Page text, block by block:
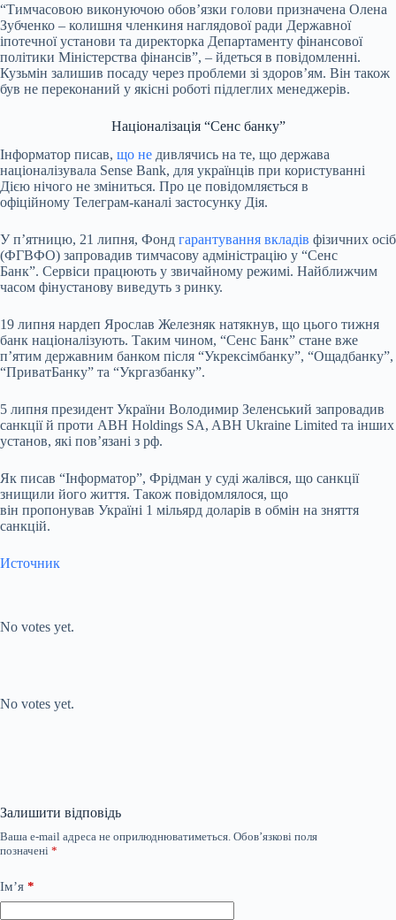
“Тимчасовою виконуючою обов’язки голови призначена Олена
Зубченко – колишня членкиня наглядової ради Державної
іпотечної установи та директорка Департаменту фінансової
політики Міністерства фінансів”, – йдеться в повідомленні.
Кузьмін залишив посаду через проблеми зі здоров’ям. Він також
був не переконаний у якісні роботі підлеглих менеджерів.
Націоналізація “Сенс банку”
Інформатор писав, що не дивлячись на те, що держава
націоналізувала Sense Bank, для українців при користуванні
Дією нічого не зміниться. Про це повідомляється в
офіційному Телеграм-каналі застосунку Дія.
У п’ятницю, 21 липня, Фонд гарантування вкладів фізичних осіб
(ФГВФО) запровадив тимчасову адміністрацію у “Сенс
Банк”. Сервіси працюють у звичайному режимі. Найближчим
часом фінустанову виведуть з ринку.
19 липня нардеп Ярослав Железняк натякнув, що цього тижня
банк націоналізують. Таким чином, “Сенс Банк” стане вже
п’ятим державним банком після “Укрексімбанку”, “Ощадбанку”,
“ПриватБанку” та “Укргазбанку”.
5 липня президент України Володимир Зеленський запровадив
санкції й проти ABH Holdings SA, ABH Ukraine Limited та інших
установ, які пов’язані з рф.
Як писав “Інформатор”, Фрідман у суді жалівся, що санкції
знищили його життя. Також повідомлялося, що
він пропонував Україні 1 мільярд доларів в обмін на зняття
санкцій.
Источник
No votes yet.
No votes yet.
Залишити відповідь
Ваша e-mail адреса не оприлюднюватиметься. Обов’язкові поля
позначені *
Ім’я *